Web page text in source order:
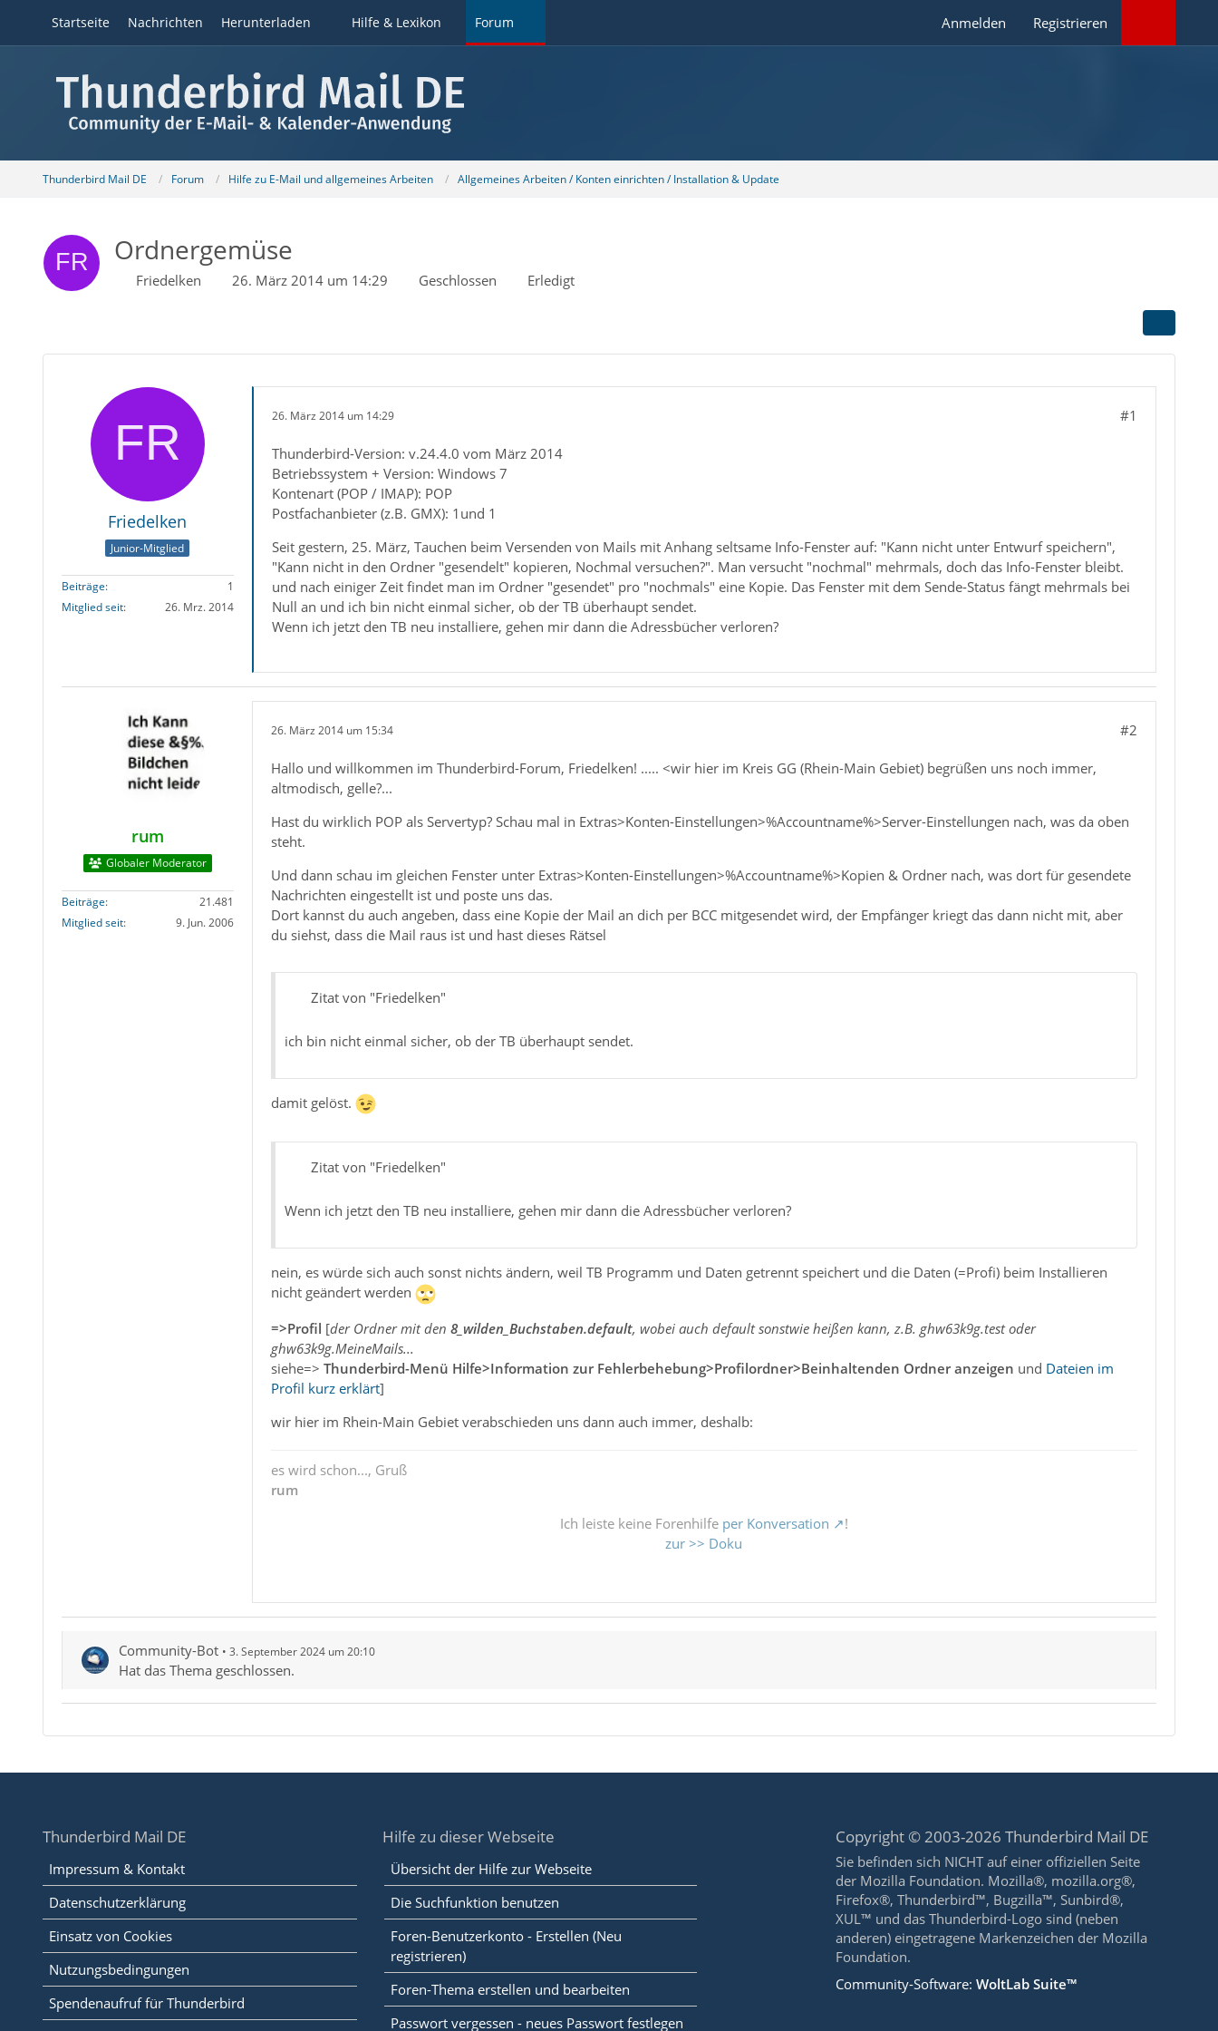
Startseite Nachrichten Herunterladen Hilfe & Lexikon Forum Anmelden Registrieren
Thunderbird Mail DE Forum Hilfe zu E-Mail und allgemeines Arbeiten Allgemeines Arbeiten / Konten einrichten / Installation & Update
Ordnergemüse
Friedelken 26. März 2014 um 14:29 Geschlossen Erledigt
Friedelken
Junior-Mitglied
Beiträge
1
Mitglied seit
26. Mrz. 2014
26. März 2014 um 14:29 #1
Thunderbird-Version: v.24.4.0 vom März 2014
Betriebssystem + Version: Windows 7
Kontenart (POP / IMAP): POP
Postfachanbieter (z.B. GMX): 1und 1
Seit gestern, 25. März, Tauchen beim Versenden von Mails mit Anhang seltsame Info-Fenster auf: "Kann nicht unter Entwurf speichern",
"Kann nicht in den Ordner "gesendelt" kopieren, Nochmal versuchen?". Man versucht "nochmal" mehrmals, doch das Info-Fenster bleibt.
und nach einiger Zeit findet man im Ordner "gesendet" pro "nochmals" eine Kopie. Das Fenster mit dem Sende-Status fängt mehrmals bei
Null an und ich bin nicht einmal sicher, ob der TB überhaupt sendet.
Wenn ich jetzt den TB neu installiere, gehen mir dann die Adressbücher verloren?
rum
Globaler Moderator
Beiträge
21.481
Mitglied seit
9. Jun. 2006
26. März 2014 um 15:34 #2
Hallo und willkommen im Thunderbird-Forum, Friedelken! ..... <wir hier im Kreis GG (Rhein-Main Gebiet) begrüßen uns noch immer,
altmodisch, gelle?...
Hast du wirklich POP als Servertyp? Schau mal in Extras>Konten-Einstellungen>%Accountname%>Server-Einstellungen nach, was da oben
steht.
Und dann schau im gleichen Fenster unter Extras>Konten-Einstellungen>%Accountname%>Kopien & Ordner nach, was dort für gesendete
Nachrichten eingestellt ist und poste uns das.
Dort kannst du auch angeben, dass eine Kopie der Mail an dich per BCC mitgesendet wird, der Empfänger kriegt das dann nicht mit, aber
du siehst, dass die Mail raus ist und hast dieses Rätsel
Zitat von "Friedelken"
ich bin nicht einmal sicher, ob der TB überhaupt sendet.
damit gelöst.
Zitat von "Friedelken"
Wenn ich jetzt den TB neu installiere, gehen mir dann die Adressbücher verloren?
nein, es würde sich auch sonst nichts ändern, weil TB Programm und Daten getrennt speichert und die Daten (=Profi) beim Installieren
nicht geändert werden
=>Profil [der Ordner mit den 8_wilden_Buchstaben.default, wobei auch default sonstwie heißen kann, z.B. ghw63k9g.test oder
ghw63k9g.MeineMails...
siehe=> Thunderbird-Menü Hilfe>Information zur Fehlerbehebung>Profilordner>Beinhaltenden Ordner anzeigen und Dateien im
Profil kurz erklärt]
wir hier im Rhein-Main Gebiet verabschieden uns dann auch immer, deshalb:
es wird schon..., Gruß
rum
Ich leiste keine Forenhilfe per Konversation
!
zur >> Doku
Community-Bot 3. September 2024 um 20:10
Hat das Thema geschlossen.
Thunderbird Mail DE
Impressum & Kontakt
Datenschutzerklärung
Einsatz von Cookies
Nutzungsbedingungen
Spendenaufruf für Thunderbird
Hilfe zu dieser Webseite
Übersicht der Hilfe zur Webseite
Die Suchfunktion benutzen
Foren-Benutzerkonto - Erstellen (Neu
registrieren)
Foren-Thema erstellen und bearbeiten
Passwort vergessen - neues Passwort festlegen
Copyright © 2003-2026 Thunderbird Mail DE
Sie befinden sich NICHT auf einer offiziellen Seite
der Mozilla Foundation. Mozilla®, mozilla.org®,
Firefox®, Thunderbird™, Bugzilla™, Sunbird®,
XUL™ und das Thunderbird-Logo sind (neben
anderen) eingetragene Markenzeichen der Mozilla
Foundation.
Community-Software:WoltLab Suite™